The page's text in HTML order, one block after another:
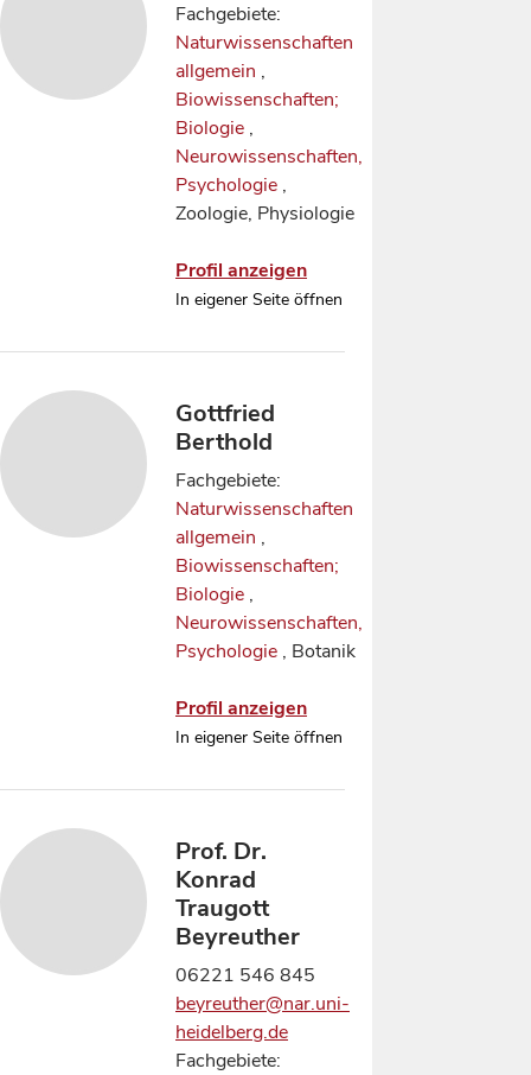
Fachgebiete:
Naturwissenschaften
allgemein ,
Biowissenschaften;
Biologie ,
Neurowissenschaften,
Psychologie ,
Zoologie, Physiologie
Profil anzeigen
In eigener Seite öffnen
Gottfried
Berthold
Fachgebiete:
Naturwissenschaften
allgemein ,
Biowissenschaften;
Biologie ,
Neurowissenschaften,
Psychologie , Botanik
Profil anzeigen
In eigener Seite öffnen
Prof. Dr.
Konrad
Traugott
Beyreuther
06221 546 845
beyreuther@nar.uni-
heidelberg.de
Fachgebiete: